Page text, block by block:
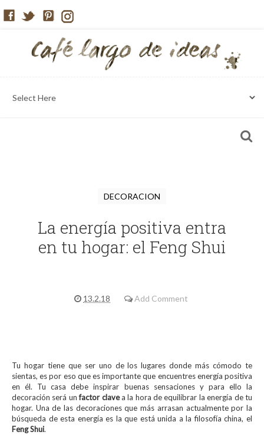
DECORACION
La energía positiva entra
en tu hogar: el Feng Shui
13.2.18 Add Comment
Tu hogar tiene que ser uno de los lugares donde más cómodo te
sientas, es por eso que es importante que encuentres energía positiva
en él. Tu casa debe inspirar buenas sensaciones y para ello la
decoración será unfactor clavea la hora de equilibrar la energía de tu
hogar. Una de las decoraciones que más arrasan actualmente por la
búsqueda de esta energía es la que está unida a la filosofía china, el
Feng Shui.